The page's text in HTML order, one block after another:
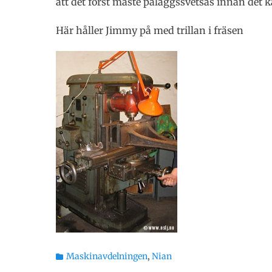
Här håller Jimmy på med trillan i fräsen
Kategorier
Maskinavdelningen, Nian